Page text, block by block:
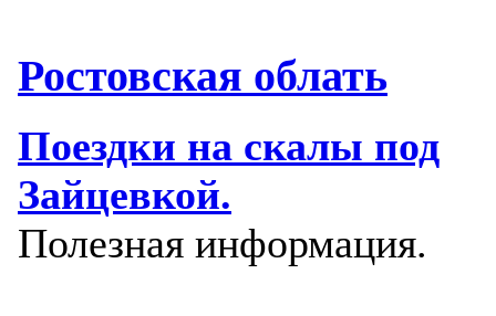
Ростовская облать
Поездки на скалы под
Зайцевкой.
Полезная информация.